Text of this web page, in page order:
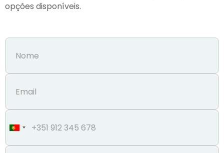
opções disponíveis.
Portugal
+351